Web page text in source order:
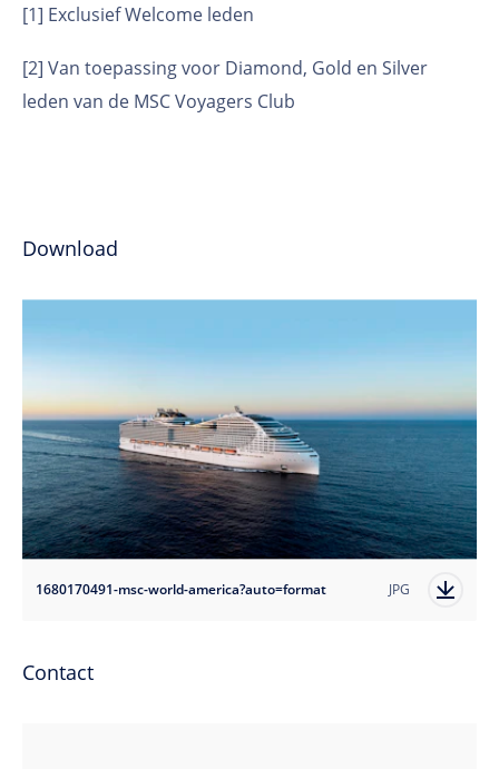
[1] Exclusief Welcome leden
[2] Van toepassing voor Diamond, Gold en Silver
leden van de MSC Voyagers Club
Download
1680170491-msc-world-america?auto=format JPG
Contact